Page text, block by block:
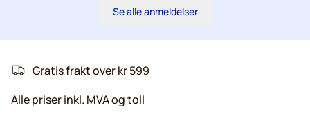
Se alle anmeldelser
Gratis frakt over kr 599
Alle priser inkl. MVA og toll